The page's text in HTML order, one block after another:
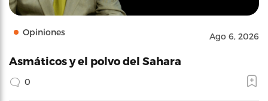
Opiniones Ago 6, 2026
Asmáticos y el polvo del Sahara
0